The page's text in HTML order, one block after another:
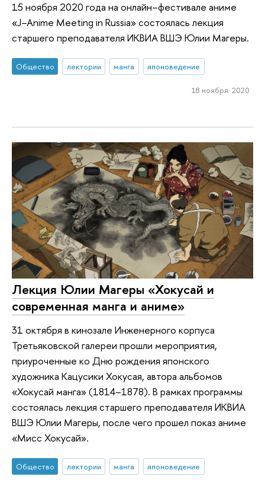
15 ноября 2020 года на онлайн–фестивале аниме
«J–Anime Meeting in Russia» состоялась лекция
старшего преподавателя ИКВИА ВШЭ Юлии Магеры.
Общество лектории манга японоведение
18 ноября 2020
Лекция Юлии Магеры «Хокусай и
современная манга и аниме»
31 октября в кинозале Инженерного корпуса
Третьяковской галереи прошли мероприятия,
приуроченные ко Дню рождения японского
художника Кацусики Хокусая, автора альбомов
«Хокусай манга» (1814–1878). В рамках программы
состоялась лекция старшего преподавателя ИКВИА
ВШЭ Юлии Магеры, после чего прошел показ аниме
«Мисс Хокусай».
Общество лектории манга японоведение